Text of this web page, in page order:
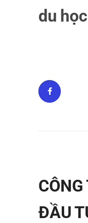
du học
ĐẦU